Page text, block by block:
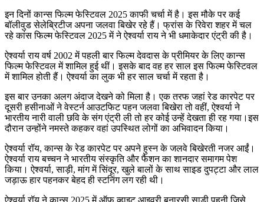
इन दिनों कान्स फिल्म फेस्टिवल 2025 काफी चर्चा में है। इस मौके पर कई
बॉलीवुड सेलेब्रिटीज अपना जलवा बिखेर रहे हैं। फ्रांस के रिवेरा शहर में चल
रहे कांस फिल्म फेस्टिवल 2025 में ने ऐश्वर्या राय ने भी धमाकेदार एंट्री की है।
ऐश्वर्या राय वर्ष 2002 में पहली बार फिल्म देवदास के प्रीमियर के लिए कान्स
फिल्म फेस्टिवल में शामिल हुई थीं। इसके बाद वह हर साल इस फिल्म फेस्टिवल
में शामिल होती हैं। ऐश्वर्या का लुक भी हर साल चर्चा में रहता है।
इस बार उनका अलग अंदाज देखने को मिला है। एक तरफ जहां रेड कारपेट पर
दूसरी हसीनाओं ने वेस्टर्न आउटफिट पहन जलवा बिखेरा तो वहीं, ऐश्वर्या ने
भारतीय नारी वाली छवि के संग एंट्री ली तो हर कोई उन्हें देखता ही रह गया।इस
दौरान उन्होंने नमस्ते कहकर वहां उपस्थित लोगों का अभिवादन किया।
ऐश्वर्या रॉय, कान्स के रेड कारपेट पर अपने हुस्न के जलवे बिखेरती नजर आईं।
ऐश्वर्या राय बच्चन ने भारतीय संस्कृति और फैशन का शानदार समागम पेश
किया। ऐश्वर्या, साड़ी, मांग में सिंदूर, खुले बालों के साथ साइड दुपट्टा और लाल
जड़ाऊ हार पहनकर बेहद ही स्टनिंग लग रही थी।
ऐश्वर्या रॉय ने कान्स 2025 में ऑफ व्हाइट आइवरी बनारसी साड़ी पहनी जिसे